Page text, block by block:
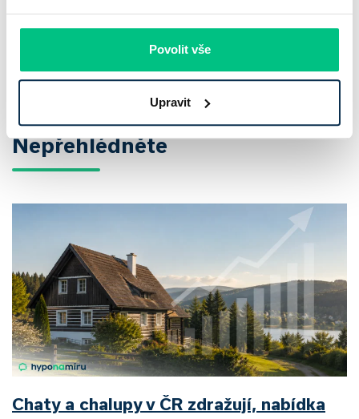
Povolit vše
Upravit
Více článků
Nepřehlédněte
Chaty a chalupy v ČR zdražují, nabídka